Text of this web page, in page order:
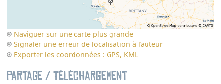
Naviguer sur une carte plus grande
Signaler une erreur de localisation à l’auteur
Exporter les coordonnées : GPS, KML
Partage / Téléchargement